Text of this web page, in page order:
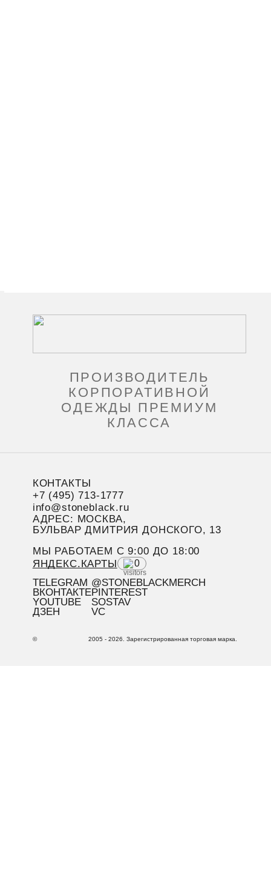
ПРОИЗВОДИТЕЛЬ
КОРПОРАТИВНОЙ
ОДЕЖДЫ ПРЕМИУМ
КЛАССА
КОНТАКТЫ
+7 (495) 713-1777
info@stoneblack.ru
АДРЕС: МОСКВА,
БУЛЬВАР ДМИТРИЯ ДОНСКОГО, 13
МЫ РАБОТАЕМ C 9:00 ДО 18:00
ЯНДЕКС.КАРТЫ
0
TELEGRAM
ВКОНТАКТЕ
YOUTUBE
ДЗЕН
@STONEBLACKMERCH
PINTEREST
SOSTAV
VC
© 2005 - 2026. Зарегистрированная торговая марка.